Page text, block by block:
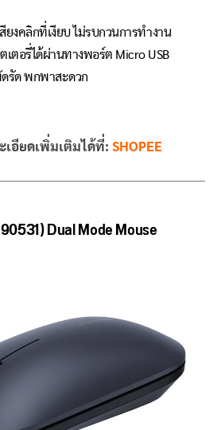
ยงคลิกที่เงียบ ไม่รบกวนการทำงาน
เตอรี่ได้ผ่านทางพอร์ต Micro USB
รัด พกพาสะดวก
เอียดเพิ่มเติมได้ที่: SHOPEE
Dual Mode Mouse